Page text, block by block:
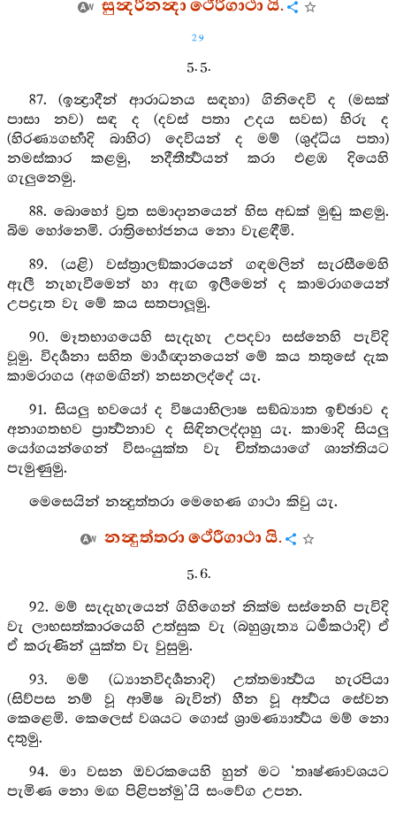
සුන්‍දරීනන්‍දා ථේරීගාථා යි.
29
5. 5.
87. (ඉන්‍ද්‍රාදීන් ආරාධනය සඳහා) ගිනිදෙවි ද (මසක්
පාසා නව) සඳ ද (දවස් පතා උදය සවස) හිරු ද
(හිරණ්‍යගර්‍භාදි බාහිර) දෙවියන් ද මම් (ශුද්ධිය පතා)
නමස්කාර කළමු, නදීතීර්‍ත්‍ථයන් කරා එළඹ දියෙහි
ගැලුනෙමු.
88. බොහෝ ව්‍රත සමාදානයෙන් හිස අඩක් මුඬු කළමු.
බිම හෝනෙමි. රාත්‍රිභෝජනය නො වැළඳීමි.
89. (යළි) වස්ත්‍රාලඞ්කාරයෙන් ගඳමලින් සැරසීමෙහි
ඇලී නැහැවීමෙන් හා ඇඟ ඉලීමෙන් ද කාමරාගයෙන්
උපද්‍රැත වැ මේ කය සතපාලූමු.
90. මෑතභාගයෙහි සැදැහැ උපදවා සස්නෙහි පැවිදි
වූමු. විදර්‍ශනා සහිත මාර්‍ගඥානයෙන් මේ කය තතුසේ දැක
කාමරාගය (අගමඟින්) නසනලද්දේ යැ.
91. සියලු භවයෝ ද විෂයාභිලාෂ සඞ්ඛ්‍යාත ඉච්ඡාව ද
අනාගතභව ප්‍රාර්‍ත්‍ථනාව ද සිඳිනලද්දාහු යැ. කාමාදි සියලු
යෝගයන්ගෙන් විසංයුක්ත වැ චිත්තයාගේ ශාන්තියට
පැමුණුමු.
මෙසෙයින් නන්‍දුත්තරා මෙහෙණ ගාථා කිවු යැ.
නන්‍දුත්තරා ථේරීගාථා යි.
5. 6.
92. මම් සැදැහැයෙන් ගිහිගෙන් නික්ම සස්නෙහි පැවිදි
වැ ලාභසත්කාරයෙහි උත්සුක වැ (බහුශ්‍රැත්‍ය ධර්‍මකථාදි) ඒ
ඒ කරුණින් යුක්ත වැ වුසුමු.
93. මම් (ධ්‍යානවිදර්‍ශනාදි) උත්තමාර්‍ත්‍ථය හැරපියා
(සිව්පස නම් වූ ආමිෂ බැවින්) හීන වූ අර්‍ත්‍ථය සේවන
කෙළෙමි. කෙලෙස් වශයට ගොස් ශ්‍රාමණ්‍යාර්‍ත්‍ථය මම් නො
දතුමු.
94. මා වසන ඔවරකයෙහි හුන් මට ‘තෘෂ්ණාවශයට
පැමිණ නො මඟ පිළිපන්මු’යි සංවේග උපන.